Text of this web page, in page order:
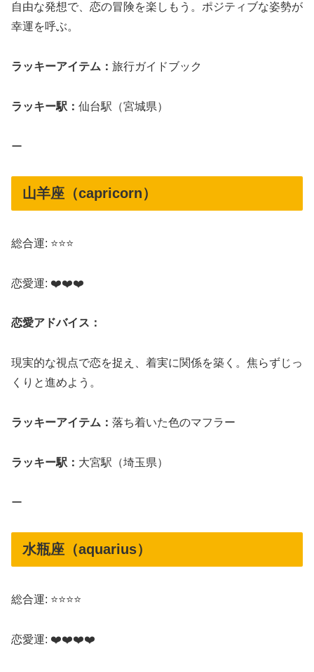
自由な発想で、恋の冒険を楽しもう。ポジティブな姿勢が
幸運を呼ぶ。
ラッキーアイテム： 旅行ガイドブック
ラッキー駅： 仙台駅（宮城県）
ー
山羊座（capricorn）
総合運: ⭐⭐⭐
恋愛運: ❤️❤️❤️
恋愛アドバイス：
現実的な視点で恋を捉え、着実に関係を築く。焦らずじっ
くりと進めよう。
ラッキーアイテム： 落ち着いた色のマフラー
ラッキー駅： 大宮駅（埼玉県）
ー
水瓶座（aquarius）
総合運: ⭐⭐⭐⭐
恋愛運: ❤️❤️❤️❤️